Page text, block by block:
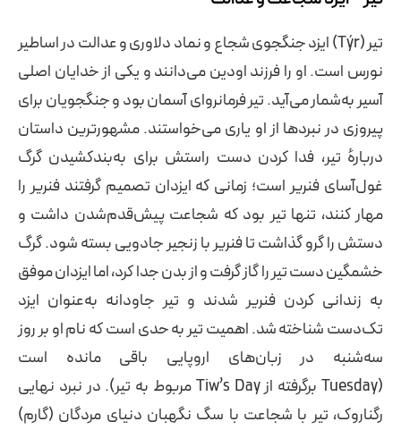
تیر (Týr) ایزد جنگجوی شجاع و نماد دلاوری و عدالت در اساطیر
نورس است. او را فرزند اودین می‌دانند و یکی از خدایان اصلی
آسیر به‌شمار می‌آید. تیر فرمانروای آسمان بود و جنگجویان برای
پیروزی در نبردها از او یاری می‌خواستند. مشهورترین داستان
دربارهٔ تیر، فدا کردن دست راستش برای به‌بندکشیدن گرگ
غول‌آسای فنریر است؛ زمانی که ایزدان تصمیم گرفتند فنریر را
مهار کنند، تنها تیر بود که شجاعت پیش‌قدم‌شدن داشت و
دستش را گرو گذاشت تا فنریر با زنجیر جادویی بسته شود. گرگ
خشمگین دست تیر را گاز گرفت و از بدن جدا کرد، اما ایزدان موفق
به زندانی کردن فنریر شدند و تیر جاودانه به‌عنوان ایزد
تک‌دست شناخته شد. اهمیت تیر به حدی است که نام او بر روز
سه‌شنبه در زبان‌های اروپایی باقی مانده است
(Tuesday برگرفته از Tiw’s Day مربوط به تیر). در نبرد نهایی
رگناروک، تیر با شجاعت با سگ نگهبان دنیای مردگان (گارم)